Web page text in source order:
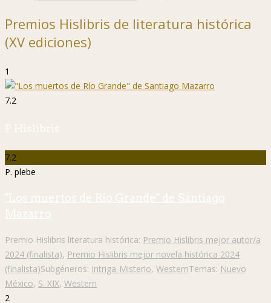
Premios Hislibris de literatura histórica
(XV ediciones)
1
7.2
P. Hislibris
7.2
P. plebe
"Los muertos de Río Grande" de Santiago
Mazarro
Premio Hislibris literatura histórica: Premio Hislibris mejor autor/a
2024 (finalista), Premio Hislibris mejor novela histórica 2024
(finalista)Subgéneros: Intriga-Misterio, WesternTemas: Nuevo
México, S. XIX, Western
2